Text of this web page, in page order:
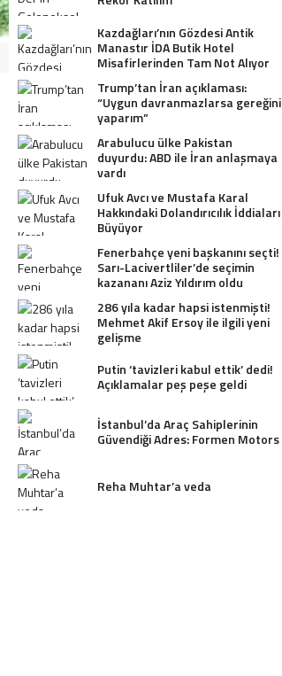
Kazdağları’nın Gözdesi Antik
Manastır İDA Butik Hotel
Misafirlerinden Tam Not Alıyor
Trump’tan İran açıklaması:
“Uygun davranmazlarsa gereğini
yaparım”
Arabulucu ülke Pakistan
duyurdu: ABD ile İran anlaşmaya
vardı
Ufuk Avcı ve Mustafa Karal
Hakkındaki Dolandırıcılık İddiaları
Büyüyor
Fenerbahçe yeni başkanını seçti!
Sarı-Lacivertliler’de seçimin
kazananı Aziz Yıldırım oldu
286 yıla kadar hapsi istenmişti!
Mehmet Akif Ersoy ile ilgili yeni
gelişme
Putin ‘tavizleri kabul ettik’ dedi!
Açıklamalar peş peşe geldi
İstanbul’da Araç Sahiplerinin
Güvendiği Adres: Formen Motors
Reha Muhtar’a veda